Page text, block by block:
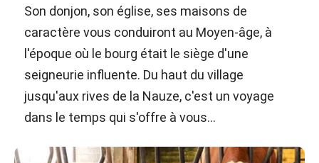
Son donjon, son église, ses maisons de
caractère vous conduiront au Moyen-âge, à
l'époque où le bourg était le siège d'une
seigneurie influente. Du haut du village
jusqu'aux rives de la Nauze, c'est un voyage
dans le temps qui s'offre à vous...